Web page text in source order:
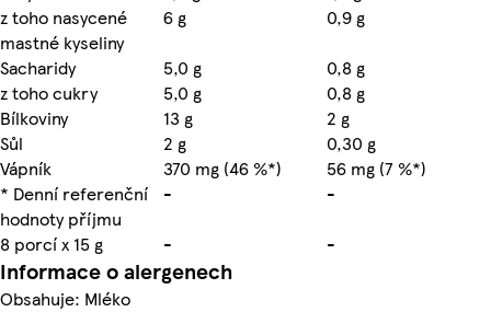
z toho nasycené
mastné kyseliny
6 g
0,9 g
Sacharidy
5,0 g
0,8 g
z toho cukry
5,0 g
0,8 g
Bílkoviny
13 g
2 g
Sůl
2 g
0,30 g
Vápník
370 mg (46 %*)
56 mg (7 %*)
* Denní referenční
hodnoty příjmu
-
-
8 porcí x 15 g
- -
Informace o alergenech
Obsahuje: Mléko